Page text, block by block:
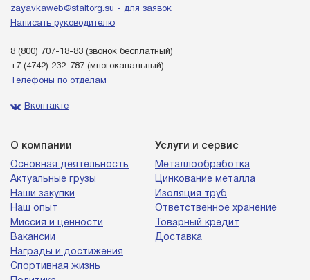
zayavkaweb@staltorg.su - для заявок
Написать руководителю
8 (800) 707-18-83 (звонок бесплатный)
+7 (4742) 232-787 (многоканальный)
Телефоны по отделам
Вконтакте
О компании
Основная деятельность
Актуальные грузы
Наши закупки
Наш опыт
Миссия и ценности
Вакансии
Награды и достижения
Спортивная жизнь
Услуги и сервис
Металлообработка
Цинкование металла
Изоляция труб
Ответственное хранение
Товарный кредит
Доставка